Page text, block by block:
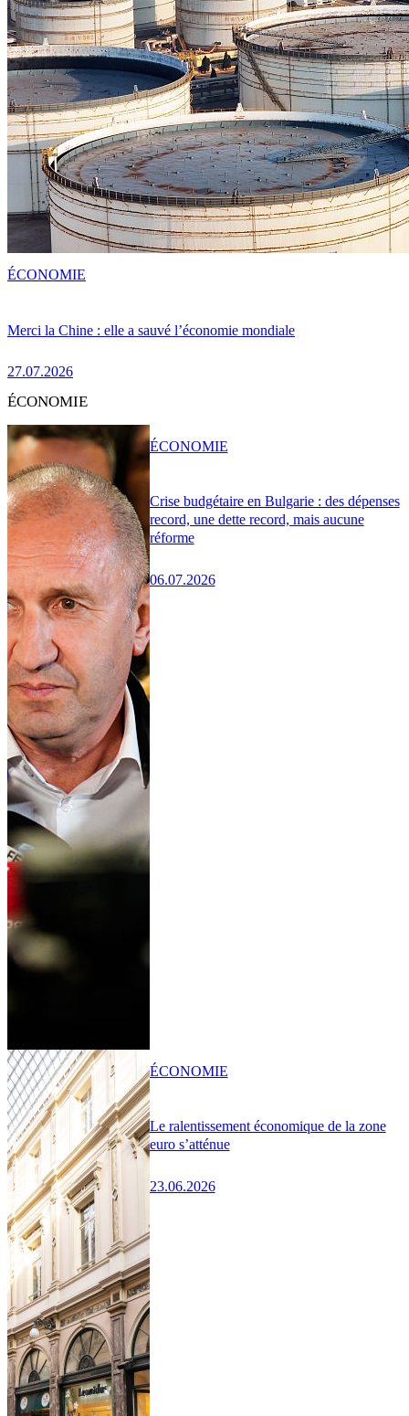
Merci la Chine : elle a sauvé l’économie mondiale
27.07.2026
ÉCONOMIE
ÉCONOMIE
Crise budgétaire en Bulgarie : des dépenses
record, une dette record, mais aucune
réforme
06.07.2026
ÉCONOMIE
Le ralentissement économique de la zone
euro s’atténue
23.06.2026
ÉCONOMIE